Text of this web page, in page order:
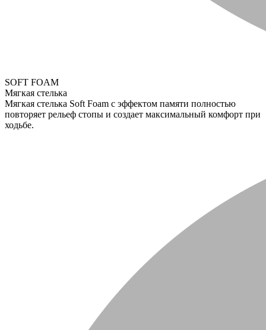
SOFT FOAM
Мягкая стелька
Мягкая стелька Soft Foam с эффектом памяти полностью
повторяет рельеф стопы и создает максимальный комфорт при
ходьбе.